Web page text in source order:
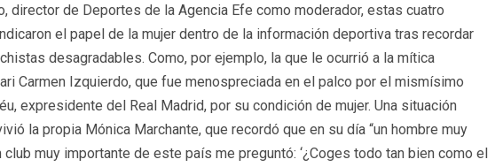
director de Deportes de la Agencia Efe como moderador, estas cuatro
el papel de la mujer dentro de la información deportiva tras recordar
desagradables. Como, por ejemplo, la que le ocurrió a la mítica
Carmen Izquierdo, que fue menospreciada en el palco por el mismísimo
expresidente del Real Madrid, por su condición de mujer. Una situación
la propia Mónica Marchante, que recordó que en su día “un hombre muy
club muy importante de este país me preguntó: ‘¿Coges todo tan bien como el